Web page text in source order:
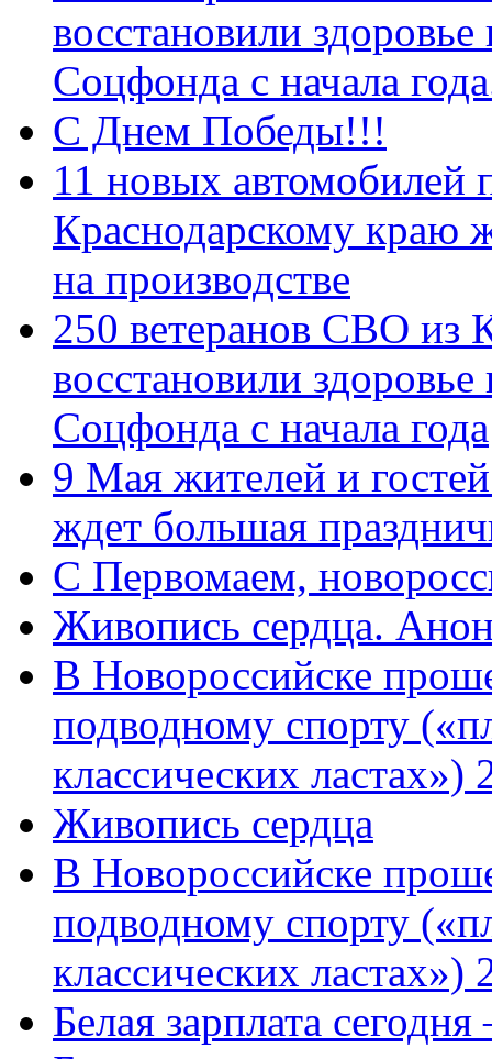
восстановили
Соцфонда с начала
С Днем Победы!!!
11 новых автомобилей
Краснодарскому краю
на производстве
250 ветеранов СВО из
восстановили
Соцфонда с начала года
9 Мая жителей и
ждет большая
C Первомаем,
Живопись сердца.
В Новороссийске
подводному спорту
классических
Живопись сердца
В Новороссийске
подводному спорту
классических ластах»)
Белая зарплата